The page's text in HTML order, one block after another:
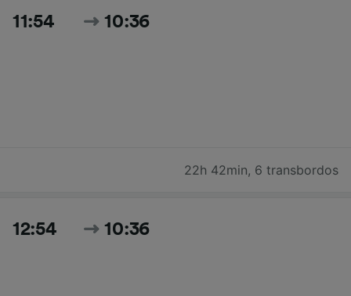
11:54 10:36
22h 42min, 6 transbordos
12:54 10:36